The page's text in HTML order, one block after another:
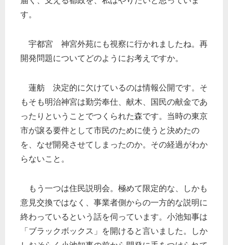
す。
宇都宮 神宮外苑にも視察に行かれましたね。再
開発問題についてどのようにお考えですか。
蓮舫 決定的に欠けているのは情報公開です。そ
もそも明治神宮は勤労奉仕、献木、国民の献金であ
ったりということでつくられた森です。当時の東京
市が譲る要件として市民のために使うと決めたの
を、なぜ開発させてしまったのか。その経過がわか
らないこと。
もう一つは住民説明会。極めて限定的な、しかも
意見交換ではなく、事業者側からの一方的な説明に
終わっているという話を伺っています。小池知事は
「ブラックボックス」を開けると言いました。しか